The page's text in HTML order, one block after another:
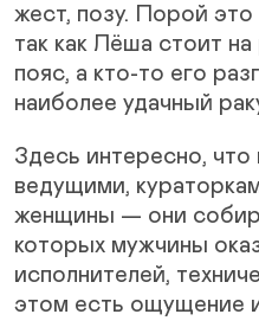
жест, позу. Порой это
так как Лёша стоит
пояс, а кто-то его
наиболее удачный
Здесь интересно, что
ведущими,
женщины — они
которых мужчины
исполнителей,
этом есть ощущение